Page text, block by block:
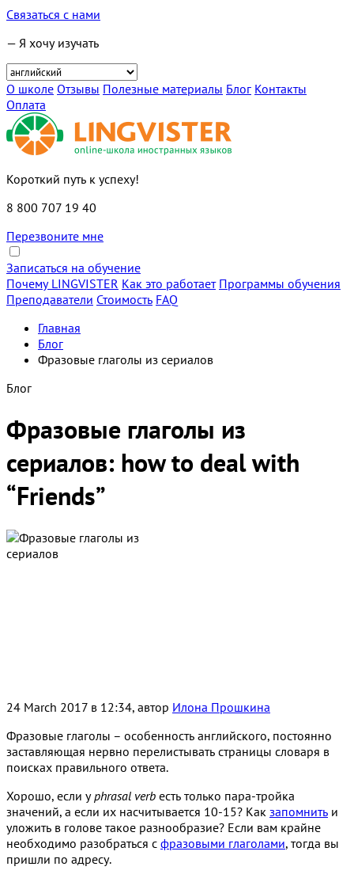
Связаться с нами
— Я хочу изучать
О школе Отзывы Полезные материалы Блог Контакты
Оплата
Короткий путь к успеху!
8 800 707 19 40
Перезвоните мне
Записаться на обучение
Почему LINGVISTER Как это работает Программы обучения
Преподаватели Стоимость FAQ
Главная
Блог
Фразовые глаголы из сериалов
Блог
Фразовые глаголы из
сериалов: how to deal with
“Friends”
24 March 2017 в 12:34, автор Илона Прошкина
Фразовые глаголы – особенность английского, постоянно
заставляющая нервно перелистывать страницы словаря в
поисках правильного ответа.
Хорошо, если уphrasal verb есть только пара-тройка
значений, а если их насчитывается 10-15? Как запомнить и
уложить в голове такое разнообразие? Если вам крайне
необходимо разобраться с фразовыми глаголами, тогда вы
пришли по адресу.